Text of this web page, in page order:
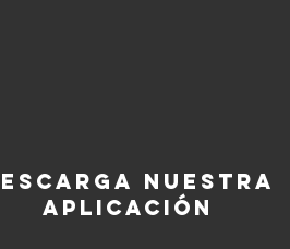
nuestra
aplicación